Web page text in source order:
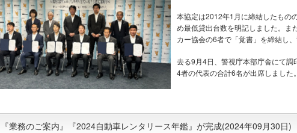
本協定は2012年1月に締結したもの
め最低貸出台数を明記しました。ま
カー協会の6者で「覚書」を締結し
去る9月4日、警視庁本部庁舎にて
4者の代表の合計6名が出席しました。
『業務のご案内』『2024自動車レンタリース年鑑』が完成(2024年09月30日)